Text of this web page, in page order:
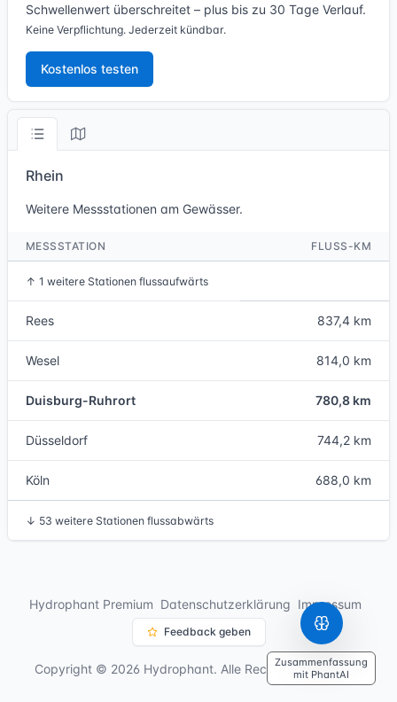
Schwellenwert überschreitet – plus bis zu 30 Tage Verlauf.
Keine Verpflichtung. Jederzeit kündbar.
Kostenlos testen
Rhein
Weitere Messstationen am Gewässer.
MESSSTATION FLUSS-KM
↑ 1 weitere Stationen flussaufwärts
Rees 837,4 km
Wesel 814,0 km
Duisburg-Ruhrort 780,8 km
Düsseldorf 744,2 km
Köln 688,0 km
↓ 53 weitere Stationen flussabwärts
Zusammenfassung
mit PhantAI
Hydrophant Premium Datenschutzerklärung Impressum
Feedback geben
Copyright © 2026 Hydrophant. Alle Rechte vorbehalten.